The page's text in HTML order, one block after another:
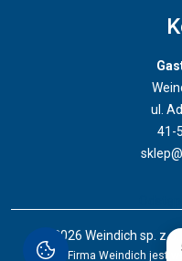
ul.
41-
© 2026 Weindich sp. z
Firma Weindich jest